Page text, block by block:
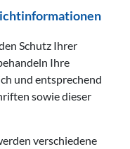
Schutz Ihrer
Ihre
und entsprechend
sowie dieser
verschiedene